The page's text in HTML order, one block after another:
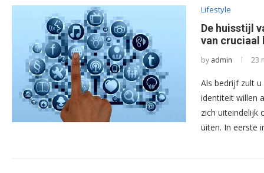
Lifestyle
De huisstijl
van cruciaal
by admin 23
Als bedrijf zult
identiteit willen
zich uiteindelijk
uiten. In eerste